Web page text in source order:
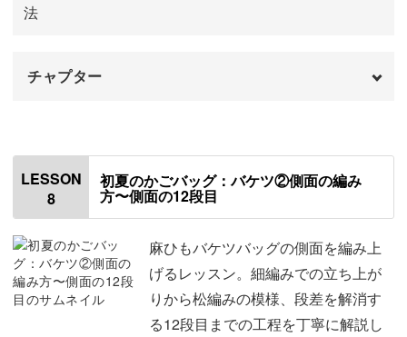
法
チャプター
使用材料・道具
底の編み方について
かぎ針の持ち方 03:46
麻紐のちりの取り方 04:55
06:36
LESSON
8
初夏のかごバッグ：バケツ②側面の編み
方〜側面の12段目
麻ひもバケツバッグの側面を編み上
げるレッスン。細編みでの立ち上が
りから松編みの模様、段差を解消す
る12段目までの工程を丁寧に解説し